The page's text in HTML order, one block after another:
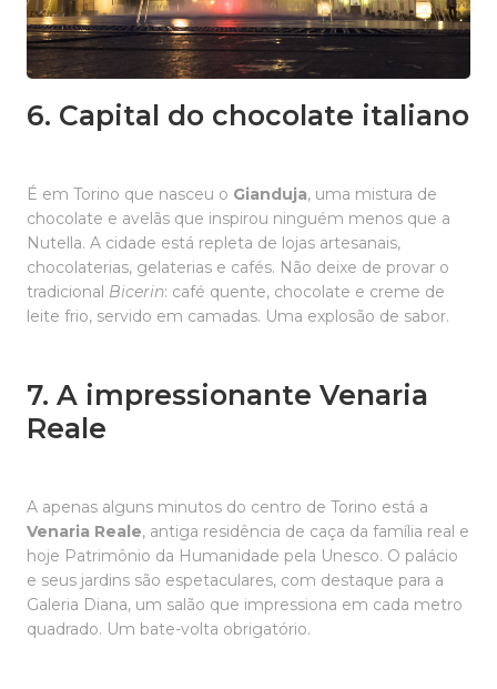
6. Capital do chocolate italiano
É em Torino que nasceu o Gianduja, uma mistura de
chocolate e avelãs que inspirou ninguém menos que a
Nutella. A cidade está repleta de lojas artesanais,
chocolaterias, gelaterias e cafés. Não deixe de provar o
tradicional Bicerin: café quente, chocolate e creme de
leite frio, servido em camadas. Uma explosão de sabor.
7. A impressionante Venaria
Reale
A apenas alguns minutos do centro de Torino está a
Venaria Reale, antiga residência de caça da família real e
hoje Patrimônio da Humanidade pela Unesco. O palácio
e seus jardins são espetaculares, com destaque para a
Galeria Diana, um salão que impressiona em cada metro
quadrado. Um bate-volta obrigatório.